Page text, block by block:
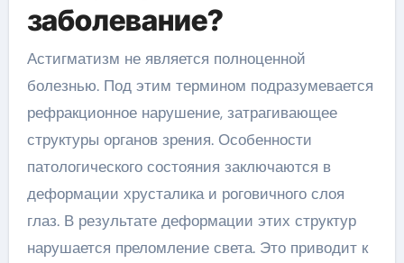
заболевание?
Астигматизм не является полноценной
болезнью. Под этим термином подразумевается
рефракционное нарушение, затрагивающее
структуры органов зрения. Особенности
патологического состояния заключаются в
деформации хрусталика и роговичного слоя
глаз. В результате деформации этих структур
нарушается преломление света. Это приводит к